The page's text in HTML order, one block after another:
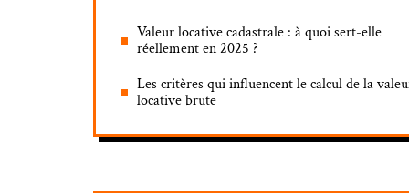
Valeur locative cadastrale : à quoi sert-elle
réellement en 2025 ?
Les critères qui influencent le calcul de la
locative brute